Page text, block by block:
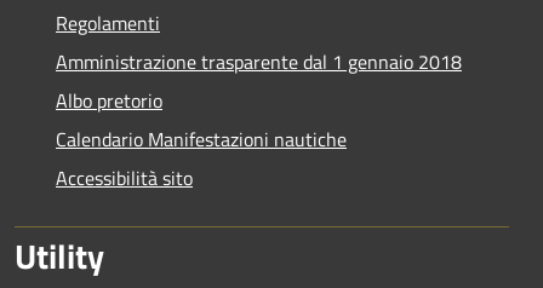
Regolamenti
Amministrazione trasparente dal 1 gennaio 2018
Albo pretorio
Calendario Manifestazioni nautiche
Accessibilità sito
Utility